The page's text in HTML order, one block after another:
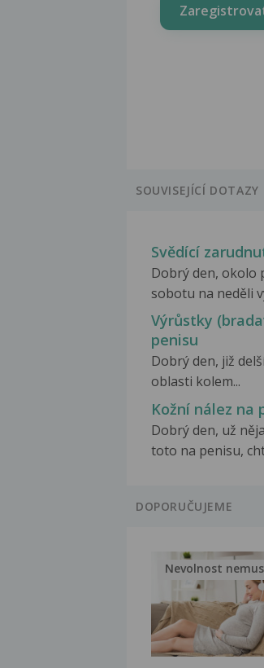
SOUVISEJÍCÍ DOTAZY
Svědící
Dobrý den, okolo
sobotu na neděli
Výrůstky
penisu
Dobrý den, již
oblasti kolem...
Kožní nález na
Dobrý den, už
toto na penisu,
DOPORUČUJEME